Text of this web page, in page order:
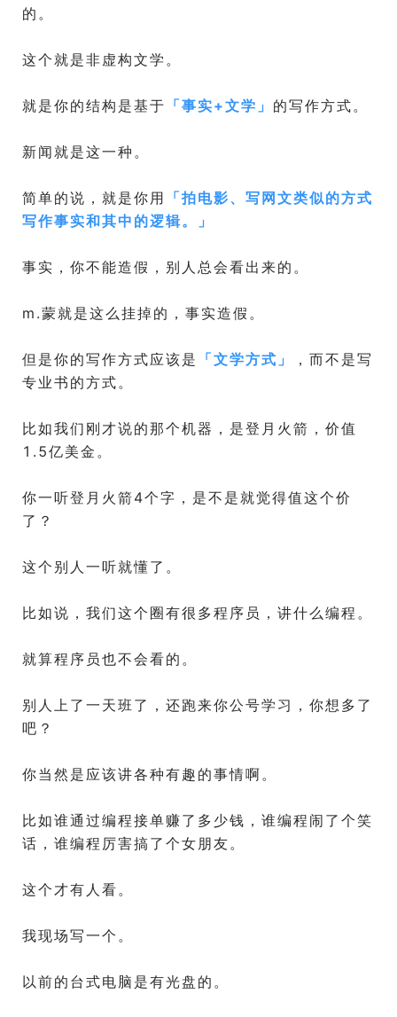
的。
这个就是非虚构文学。
就是你的结构是基于 「事实+文学 」 的写作方式。
新闻就是这一种。
简单的说，就是你用 「拍电影、写网文类似的方式
写作事实和其中的逻辑。
」
事实，你不能造假，别人总会看出来的。
m.蒙就是这么挂掉的，事实造假。
但是你的写作方式应该是 「文学方式 」
，而不是写
专业书的方式。
比如我们刚才说的那个机器，是登月火箭，价值
1.5亿美金。
你一听登月火箭4个字，是不是就觉得值这个价
了？
这个别人一听就懂了。
比如说，我们这个圈有很多程序员，讲什么编程。
就算程序员也不会看的。
别人上了一天班了，还跑来你公号学习，你想多了
吧？
你当然是应该讲各种有趣的事情啊。
比如谁通过编程接单赚了多少钱，谁编程闹了个笑
话，谁编程厉害搞了个女朋友。
这个才有人看。
我现场写一个。
以前的台式电脑是有光盘的。